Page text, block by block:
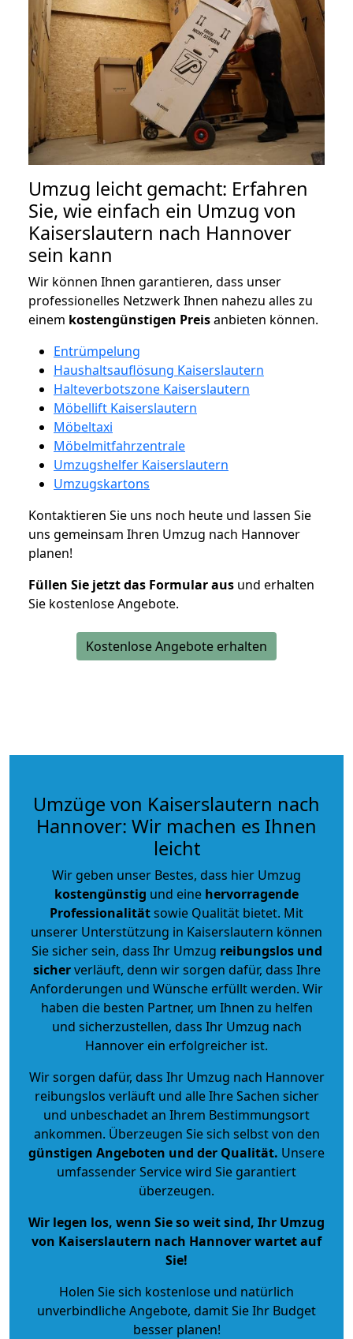
Umzug leicht gemacht: Erfahren
Sie, wie einfach ein Umzug von
Kaiserslautern nach Hannover
sein kann
Wir können Ihnen garantieren, dass unser
professionelles Netzwerk Ihnen nahezu alles zu
einem kostengünstigen Preisanbieten können.
Entrümpelung
Haushaltsauflösung Kaiserslautern
Halteverbotszone Kaiserslautern
Möbellift Kaiserslautern
Möbeltaxi
Möbelmitfahrzentrale
Umzugshelfer Kaiserslautern
Umzugskartons
Kontaktieren Sie uns noch heute und lassen Sie
uns gemeinsam Ihren Umzug nach Hannover
planen!
Füllen Sie jetzt das Formular aus und erhalten
Sie kostenlose Angebote.
Kostenlose Angebote erhalten
Umzüge von Kaiserslautern nach
Hannover: Wir machen es Ihnen
leicht
Wir geben unser Bestes, dass hier Umzug
kostengünstig und eine hervorragende
Professionalitätsowie Qualität bietet. Mit
unserer Unterstützung in Kaiserslautern können
Sie sicher sein, dass Ihr Umzug reibungslos und
sicherverläuft, denn wir sorgen dafür, dass Ihre
Anforderungen und Wünsche erfüllt werden. Wir
haben die besten Partner, um Ihnen zu helfen
und sicherzustellen, dass Ihr Umzug nach
Hannover ein erfolgreicher ist.
Wir sorgen dafür, dass Ihr Umzug nach Hannover
reibungslos verläuft und alle Ihre Sachen sicher
und unbeschadet an Ihrem Bestimmungsort
ankommen. Überzeugen Sie sich selbst von den
günstigen Angeboten und der Qualität. Unsere
umfassender Service wird Sie garantiert
überzeugen.
Wir legen los, wenn Sie so weit sind, Ihr Umzug
von Kaiserslautern nach Hannover wartet auf
Sie!
Holen Sie sich kostenlose und natürlich
unverbindliche Angebote, damit Sie Ihr Budget
besser planen!